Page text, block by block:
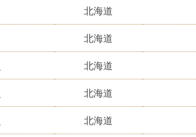
北海道
北海道
北海道
北海道
北海道